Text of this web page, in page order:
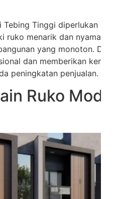
Tinggi diperlukan
ruko menarik dan nyaman
yang monoton.
dan memberikan
peningkatan penjualan.
Ruko